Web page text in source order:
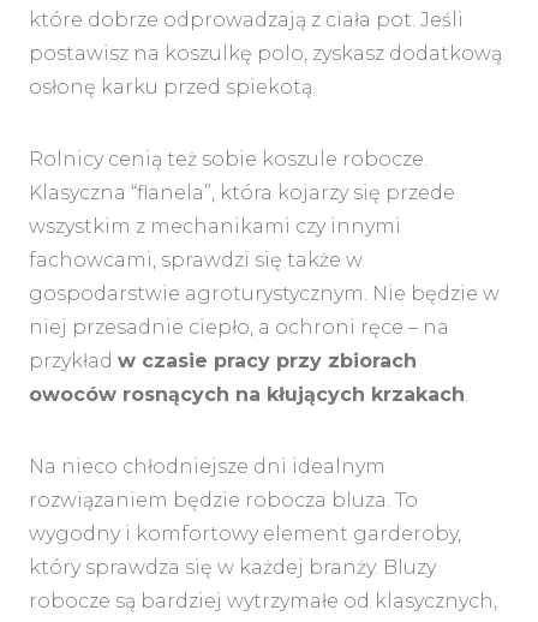
które dobrze odprowadzają z ciała pot. Jeśli
postawisz na koszulkę polo, zyskasz dodatkową
osłonę karku przed spiekotą.
Rolnicy cenią też sobie koszule robocze.
Klasyczna “flanela”, która kojarzy się przede
wszystkim z mechanikami czy innymi
fachowcami, sprawdzi się także w
gospodarstwie agroturystycznym. Nie będzie w
niej przesadnie ciepło, a ochroni ręce – na
przykład w czasie pracy przy zbiorach
owoców rosnących na kłujących krzakach.
Na nieco chłodniejsze dni idealnym
rozwiązaniem będzie robocza bluza. To
wygodny i komfortowy element garderoby,
który sprawdza się w każdej branży. Bluzy
robocze są bardziej wytrzymałe od klasycznych,